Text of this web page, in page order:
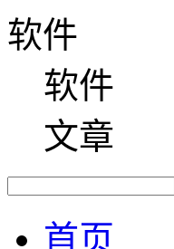
软件
软件
文章
首页